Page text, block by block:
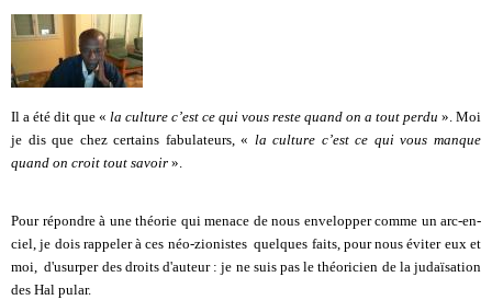
Il a été dit que « la culture c’est ce qui vous reste quand on a tout perdu ». Moi
je dis que chez certains fabulateurs, « la culture c’est ce qui vous manque
quand on croit tout savoir ».
Pour répondre à une théorie qui menace de nous envelopper comme un arc-en-
ciel, je dois rappeler à ces néo-zionistes quelques faits, pour nous éviter eux et
moi, d'usurper des droits d'auteur : je ne suis pas le théoricien de la judaïsation
des Hal pular.